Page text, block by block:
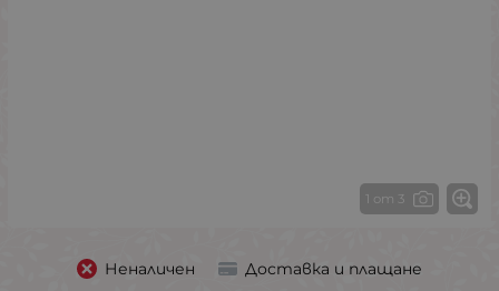
1 от 3
Неналичен Доставка и плащане